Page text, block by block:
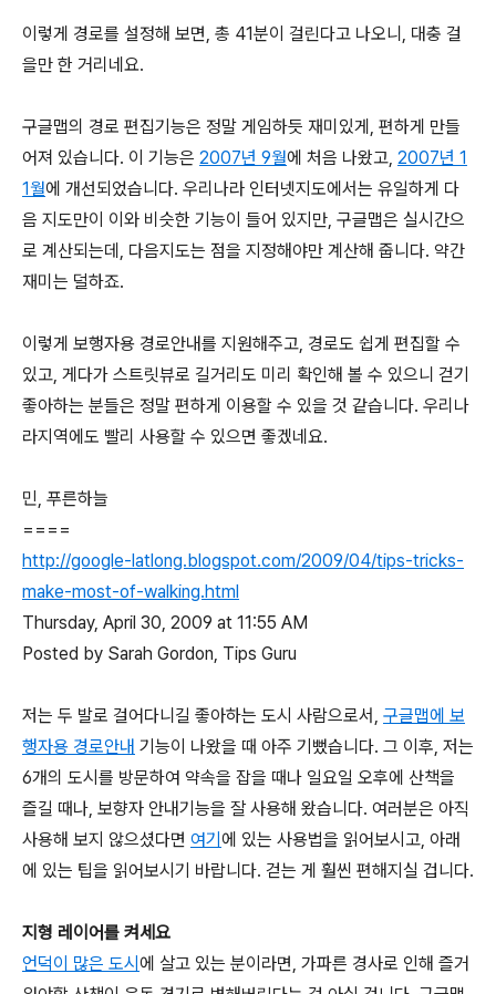
이렇게 경로를 설정해 보면, 총 41분이 걸린다고 나오니, 대충 걸
을만 한 거리네요.
구글맵의 경로 편집기능은 정말 게임하듯 재미있게, 편하게 만들
어져 있습니다. 이 기능은 2007년 9월에 처음 나왔고, 2007년 1
1월에 개선되었습니다. 우리나라 인터넷지도에서는 유일하게 다
음 지도만이 이와 비슷한 기능이 들어 있지만, 구글맵은 실시간으
로 계산되는데, 다음지도는 점을 지정해야만 계산해 줍니다. 약간
재미는 덜하죠.
이렇게 보행자용 경로안내를 지원해주고, 경로도 쉽게 편집할 수
있고, 게다가 스트릿뷰로 길거리도 미리 확인해 볼 수 있으니 걷기
좋아하는 분들은 정말 편하게 이용할 수 있을 것 같습니다. 우리나
라지역에도 빨리 사용할 수 있으면 좋겠네요.
민, 푸른하늘
====
http://google-latlong.blogspot.com/2009/04/tips-tricks-
make-most-of-walking.html
Thursday, April 30, 2009 at 11:55 AM
Posted by Sarah Gordon, Tips Guru
저는 두 발로 걸어다니길 좋아하는 도시 사람으로서, 구글맵에 보
행자용 경로안내 기능이 나왔을 때 아주 기뻤습니다. 그 이후, 저는
6개의 도시를 방문하여 약속을 잡을 때나 일요일 오후에 산책을
즐길 때나, 보향자 안내기능을 잘 사용해 왔습니다. 여러분은 아직
사용해 보지 않으셨다면 여기 에 있는 사용법을 읽어보시고, 아래
에 있는 팁을 읽어보시기 바랍니다. 걷는 게 훨씬 편해지실 겁니다.
지형 레이어를 켜세요
언덕이 많은 도시 에 살고 있는 분이라면, 가파른 경사로 인해 즐거